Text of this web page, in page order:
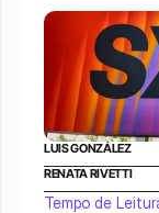
LUIS GONZÁLEZ
RENATA RIVETTI
Tempo de